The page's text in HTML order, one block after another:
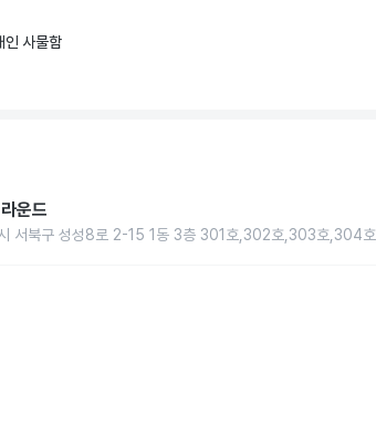
인 사물함
운드
서북구 성성8로 2-15 1동 3층 301호,302호,303호,304호